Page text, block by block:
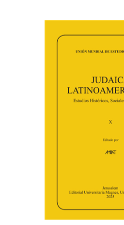
פ. גולדברג.
פולט
דבי רויטמן אפרים זדוף
$53
$48